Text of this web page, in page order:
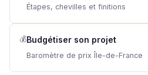
Étapes, chevilles et finitions
💰Budgétiser son projet
Baromètre de prix Île-de-France